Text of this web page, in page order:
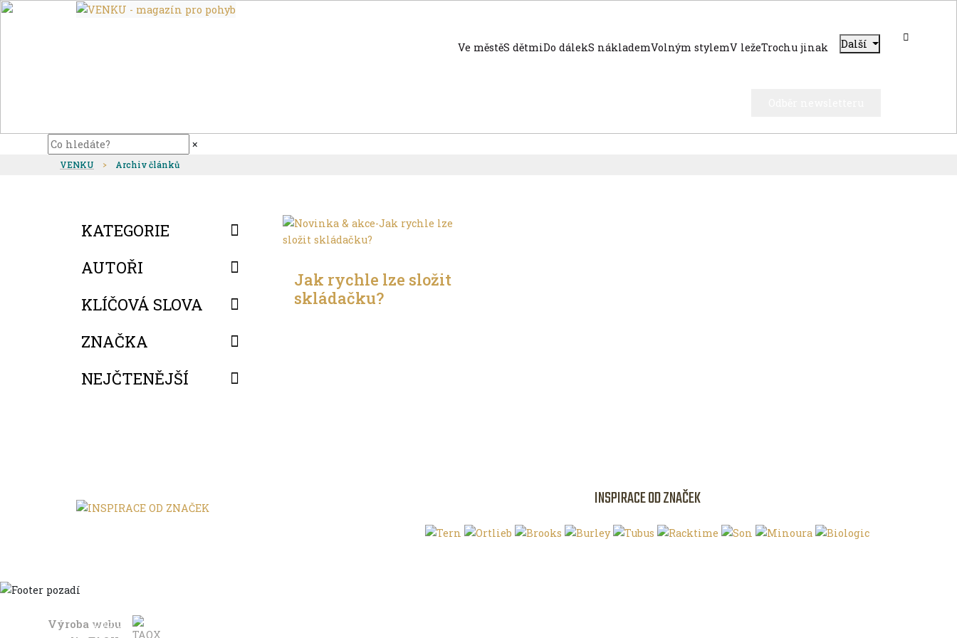
Ve městěS dětmiDo dálekS náklademVolným stylemV ležeTrochu jinak Další
×
VENKU Archiv článků
KATEGORIE
AUTOŘI
KLÍČOVÁ SLOVA
ZNAČKA
NEJČTENĚJŠÍ
Jak rychle lze složit
skládačku?
INSPIRACE OD ZNAČEK
Výroba webu
Domů